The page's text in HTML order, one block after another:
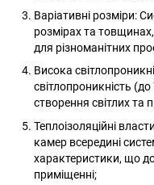
Варіативні розміри:
розмірах та
для різноманітних
Висока
світлопроникність
створення світлих та
Теплоізоляційні
камер всередині
характеристики, що
приміщенні;